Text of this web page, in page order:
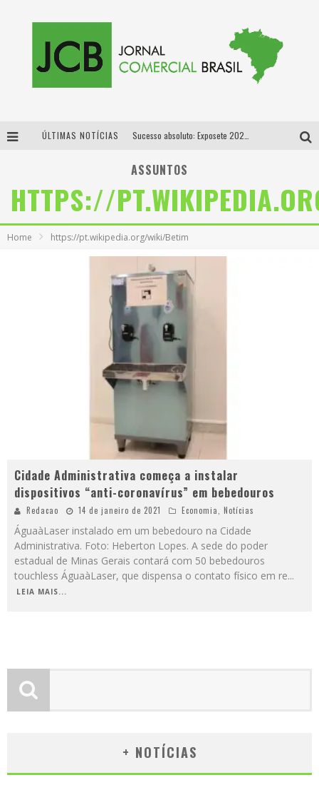
ÚLTIMAS NOTÍCIAS
Designer mineira lança jogo educativo sobre coleta seletiva na maior feira de jogos de tabuleiro da América Latina
Proibida anuncia retorno da Puro Malte Extra e consolida trajetória de democratização cervejeira no Brasil
ASSUNTOS
HTTPS://
Home https://pt.wikipedia.org/wiki/Betim
Cidade Administrativa começa a instalar
dispositivos “anti-coronavírus” em bebedouros
Redacao 14 de janeiro de 2021 Economia, Notícias
ÁguaàLaser instalado em um bebedouro na Cidade
Administrativa. Foto: Heberton Lopes. A sede do poder
estadual de Minas Gerais contará com 50 bebedouros
touchless ÁguaàLaser, que dispensa o contato físico em re...
LEIA MAIS...
+ NOTÍCIAS